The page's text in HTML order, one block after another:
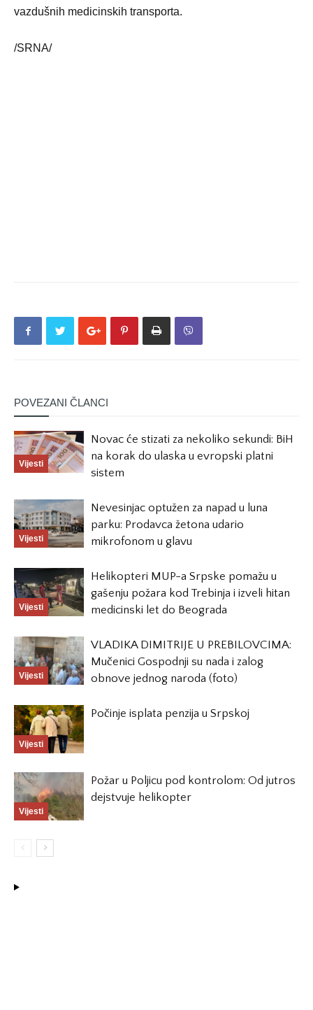
vazdušnih medicinskih transporta.
/SRNA/
POVEZANI ČLANCI
Vijesti
Novac će stizati za nekoliko sekundi: BiH
na korak do ulaska u evropski platni
sistem
Vijesti
Nevesinjac optužen za napad u luna
parku: Prodavca žetona udario
mikrofonom u glavu
Vijesti
Helikopteri MUP-a Srpske pomažu u
gašenju požara kod Trebinja i izveli hitan
medicinski let do Beograda
Vijesti
VLADIKA DIMITRIJE U PREBILOVCIMA:
Mučenici Gospodnji su nada i zalog
obnove jednog naroda (foto)
Vijesti
Počinje isplata penzija u Srpskoj
Vijesti
Požar u Poljicu pod kontrolom: Od jutros
dejstvuje helikopter